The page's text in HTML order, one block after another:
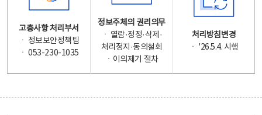
고충사항 처리부서
ㆍ 정보보안정책팀
ㆍ 053-230-1035
정보주체의 권리의무
ㆍ 열람·정정·삭제·
처리정지·동의철회
ㆍ이의제기 절차
처리방침변경
ㆍ '26.5.4. 시행